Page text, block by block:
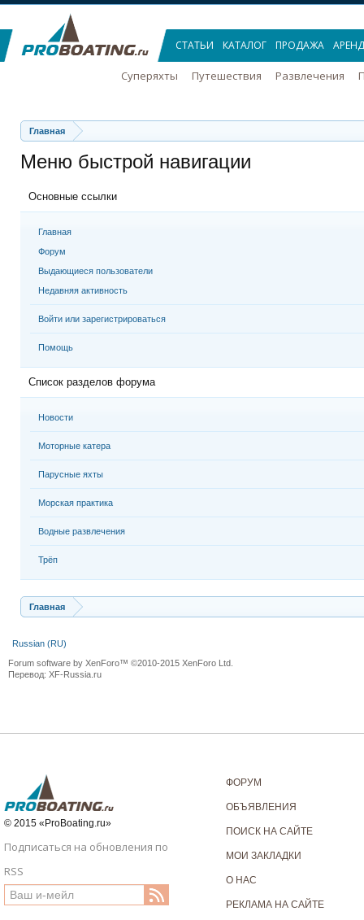
Главная
Меню быстрой навигации
Основные ссылки
Главная
Форум
Выдающиеся пользователи
Недавняя активность
Войти или зарегистрироваться
Помощь
Список разделов форума
Новости
Моторные катера
Парусные яхты
Морская практика
Водные развлечения
Трёп
Главная
СТАТЬИ КАТАЛОГ ПРОДАЖА
Суперяхты Путешествия Развлечения
Russian (RU)
Forum software by XenForo™ ©2010-2015 XenForo Ltd.
Перевод: XF-Russia.ru
© 2015 «ProBoating.ru»
Подписаться на обновления по
RSS
ФОРУМ
ОБЪЯВЛЕНИЯ
ПОИСК НА САЙТЕ
МОИ ЗАКЛАДКИ
О НАС
РЕКЛАМА НА САЙТЕ